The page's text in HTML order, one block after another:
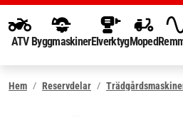
ATV ByggmaskinerElverktygMoped
Hem Reservdelar